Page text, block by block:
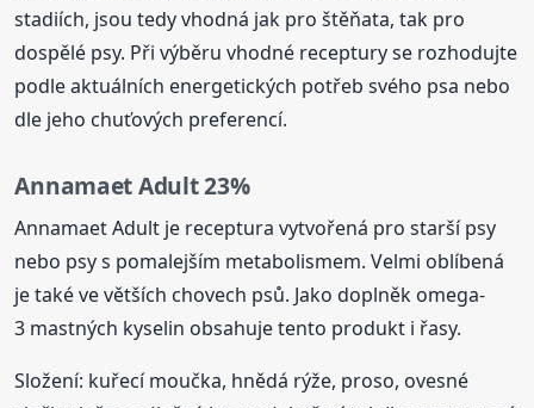
stadiích, jsou tedy vhodná jak pro štěňata, tak pro
dospělé psy. Při výběru vhodné receptury se rozhodujte
podle aktuálních energetických potřeb svého psa nebo
dle jeho chuťových preferencí.
Annamaet Adult 23%
Annamaet Adult je receptura vytvořená pro starší psy
nebo psy s pomalejším metabolismem. Velmi oblíbená
je také ve větších chovech psů. Jako doplněk omega-
3 mastných kyselin obsahuje tento produkt i řasy.
Složení: kuřecí moučka, hnědá rýže, proso, ovesné